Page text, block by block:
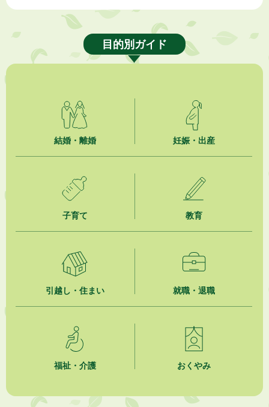
熱中症対策「クーリングシェルター」の設置について
2026年8月6日
「お茶を知る・体験する講座」を開催します
2026年8月5日
掛川市広告入り窓口封筒無償提供者募集
市民の勇気ある応急手当に感謝状を贈呈しました
2026年8月4日
夏季休暇期間 開業医等診療予定
「水道カルテ」の公表について
目的別ガイド
結婚・離婚 妊娠・出産
子育て 教育
引越し・住まい 就職・退職
福祉・介護 おくやみ